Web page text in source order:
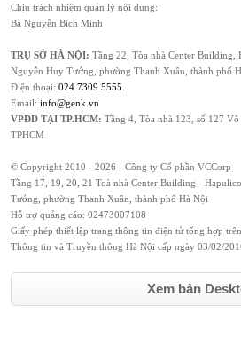
Chịu trách nhiệm quản lý nội dung:
Bà Nguyễn Bích Minh
TRỤ SỞ HÀ NỘI: Tầng 22, Tòa nhà Center Building,
Nguyễn Huy Tưởng, phường Thanh Xuân, thành phố
Điện thoại: 024 7309 5555
Email: info@genk.vn
VPĐD TẠI TP.HCM: Tầng 4, Tòa nhà 123, số 127
TPHCM
© Copyright 2010 - 2026 - Công ty Cổ phần VCCorp
Tầng 17, 19, 20, 21 Toà nhà Center Building -
Tưởng, phường Thanh Xuân, thành phố Hà Nội
Hỗ trợ quảng cáo: 02473007108
Giấy phép thiết lập trang thông tin điện tử tổng hợp
Thông tin và Truyền thông Hà Nội cấp ngày 03/02/
Xem bản